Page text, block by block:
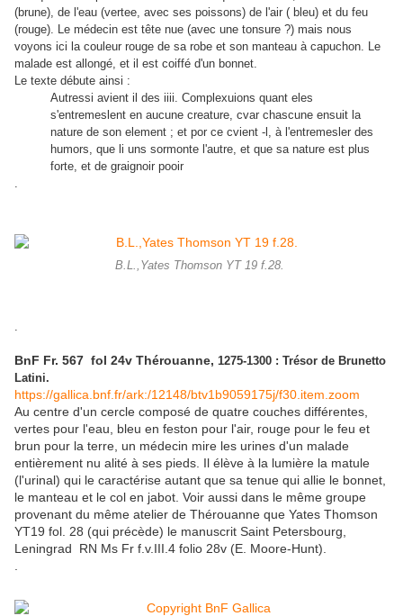
(brune), de l'eau (vertee, avec ses poissons) de l'air ( bleu) et du feu
(rouge). Le médecin est tête nue (avec une tonsure ?) mais nous
voyons ici la couleur rouge de sa robe et son manteau à capuchon. Le
malade est allongé, et il est coiffé d'un bonnet.
Le texte débute ainsi :
Autressi avient il des iiii. Complexuions quant eles
s'entremeslent en aucune creature, cvar chascune ensuit la
nature de son element ; et por ce cvient -l, à l'entremesler des
humors, que li uns sormonte l'autre, et que sa nature est plus
forte, et de graignoir pooir
.
B.L.,Yates Thomson YT 19 f.28.
.
BnF Fr. 567 fol 24v Thérouanne, 1275-1300 : Trésor de Brunetto
Latini.
https://gallica.bnf.fr/ark:/12148/btv1b9059175j/f30.item.zoom
Au centre d'un cercle composé de quatre couches différentes,
vertes pour l'eau, bleu en feston pour l'air, rouge pour le feu et
brun pour la terre, un médecin mire les urines d'un malade
entièrement nu alité à ses pieds. Il élève à la lumière la matule
(l'urinal) qui le caractérise autant que sa tenue qui allie le bonnet,
le manteau et le col en jabot. Voir aussi dans le même groupe
provenant du même atelier de Thérouanne que Yates Thomson
YT19 fol. 28 (qui précède) le manuscrit Saint Petersbourg,
Leningrad RN Ms Fr f.v.III.4 folio 28v (E. Moore-Hunt).